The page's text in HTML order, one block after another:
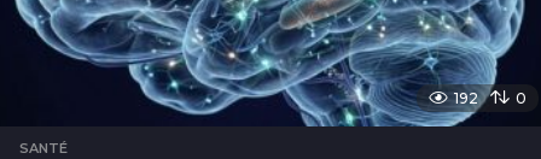
192 0
SANTÉ